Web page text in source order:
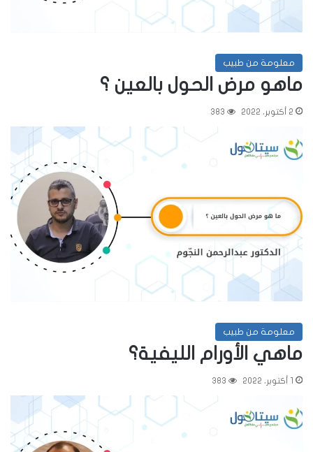
معلومة من طبيب
ماهو مرض الحول بالعين ؟
2 أكتوبر، 2022 383
معلومة من طبيب
ماهي الأورام الليفية؟
383